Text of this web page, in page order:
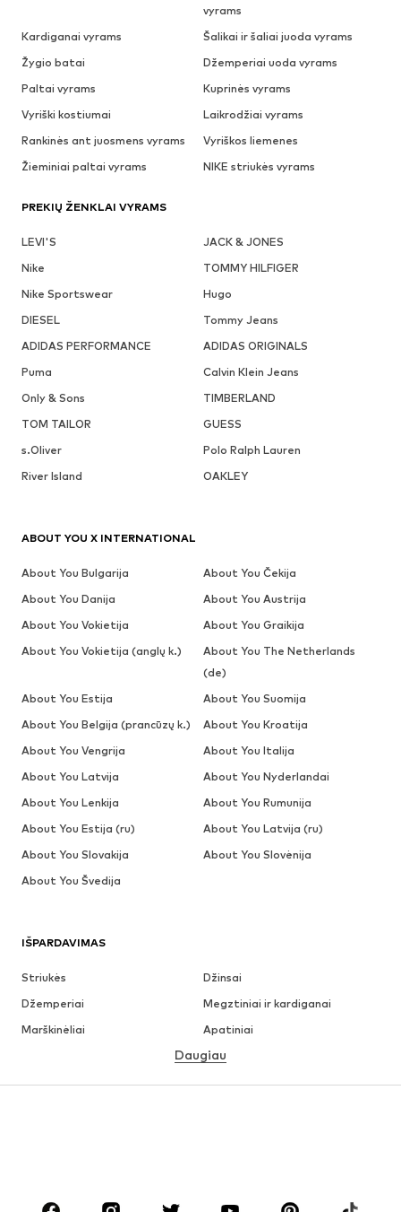
vyrams
Kardiganai vyrams
Šalikai ir šaliai juoda vyrams
Žygio batai
Džemperiai uoda vyrams
Paltai vyrams
Kuprinės vyrams
Vyriški kostiumai
Laikrodžiai vyrams
Rankinės ant juosmens vyrams
Vyriškos liemenes
Žieminiai paltai vyrams
NIKE striukės vyrams
PREKIŲ ŽENKLAI VYRAMS
LEVI'S
JACK & JONES
Nike
TOMMY HILFIGER
Nike Sportswear
Hugo
DIESEL
Tommy Jeans
ADIDAS PERFORMANCE
ADIDAS ORIGINALS
Puma
Calvin Klein Jeans
Only & Sons
TIMBERLAND
TOM TAILOR
GUESS
s.Oliver
Polo Ralph Lauren
River Island
OAKLEY
IŠPARDAVIMAS
Striukės
Džinsai
Džemperiai
Megztiniai ir kardiganai
Marškinėliai
Apatiniai
Marškiniai
DRABUŽIAI
Daugiau
ABOUT YOU X INTERNATIONAL
About You Bulgarija
About You Čekija
About You Danija
About You Austrija
About You Vokietija
About You Graikija
About You Vokietija (anglų k.)
About You The Netherlands
(de)
About You Estija
About You Suomija
About You Belgija (prancūzų k.)
About You Kroatija
About You Vengrija
About You Italija
About You Latvija
About You Nyderlandai
About You Lenkija
About You Rumunija
About You Estija (ru)
About You Latvija (ru)
About You Slovakija
About You Slovėnija
About You Švedija